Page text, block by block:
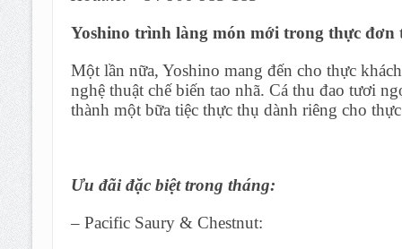
Yoshino trình làng món mới trong thực đơn
Một lần nữa, Yoshino mang đến cho thực
nghệ thuật chế biến tao nhã. Cá thu đao tươi
thành một bữa tiệc thực thụ dành riêng cho
Ưu đãi đặc biệt trong tháng:
– Pacific Saury & Chestnut: